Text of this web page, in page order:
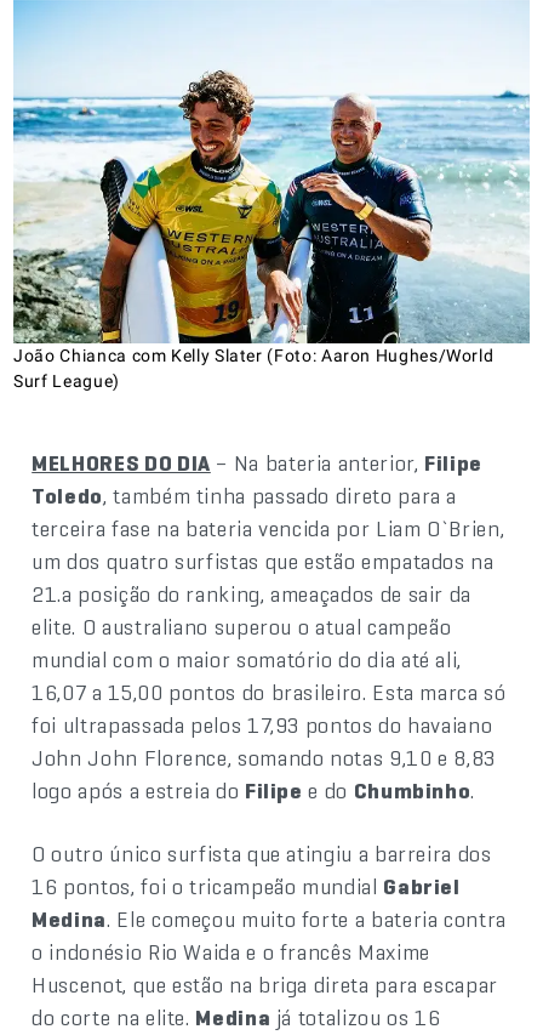
João Chianca com Kelly Slater (Foto: Aaron Hughes/World
Surf League)
MELHORES DO DIA – Na bateria anterior, Filipe
Toledo, também tinha passado direto para a
terceira fase na bateria vencida por Liam O`Brien,
um dos quatro surfistas que estão empatados na
21.a posição do ranking, ameaçados de sair da
elite. O australiano superou o atual campeão
mundial com o maior somatório do dia até ali,
16,07 a 15,00 pontos do brasileiro. Esta marca só
foi ultrapassada pelos 17,93 pontos do havaiano
John John Florence, somando notas 9,10 e 8,83
logo após a estreia do Filipe e do Chumbinho.
O outro único surfista que atingiu a barreira dos
16 pontos, foi o tricampeão mundial Gabriel
Medina. Ele começou muito forte a bateria contra
o indonésio Rio Waida e o francês Maxime
Huscenot, que estão na briga direta para escapar
do corte na elite. Medina já totalizou os 16